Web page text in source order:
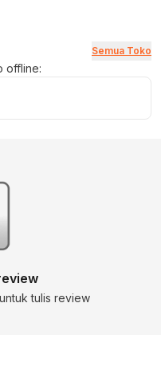
Semua Toko
offline:
tulis review